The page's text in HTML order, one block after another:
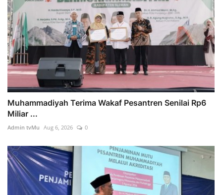
Muhammadiyah Terima Wakaf Pesantren Senilai Rp6
Miliar ...
Admin tvMu Aug 6, 2026 0